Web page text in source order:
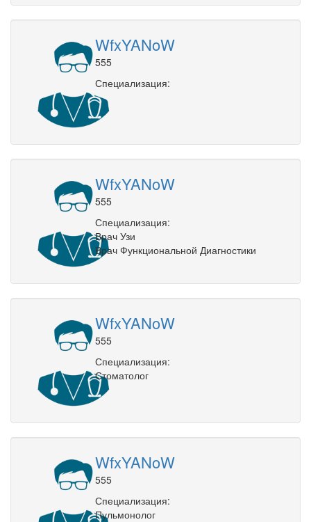
WfxYANoW
555
Специализация:
WfxYANoW
555
Специализация:
Врач Узи
Врач Функциональной Диагностики
WfxYANoW
555
Специализация:
Стоматолог
WfxYANoW
555
Специализация:
Пульмонолог